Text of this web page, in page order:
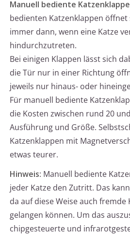
Manuell bediente
bedienten Katzenklappen
immer dann, wenn eine Katze
hindurchzutreten.
Bei einigen Klappen lässt sich
die Tür nur in einer Richtung
jeweils nur hinaus- oder
Für manuell bediente
die Kosten zwischen rund 20
Ausführung und Größe.
Katzenklappen mit
etwas teurer.
Hinweis: Manuell bediente
jeder Katze den Zutritt. Das
da auf diese Weise auch fremde
gelangen können. Um das
chipgesteuerte und